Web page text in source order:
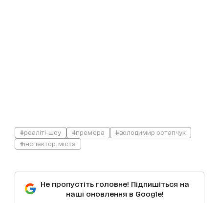
#реаліті-шоу #прем'єра
#володимир остапчук
#інспектор. міста
Не пропустіть головне! Підпишіться на
наші оновлення в Google!